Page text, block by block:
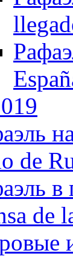
de
de